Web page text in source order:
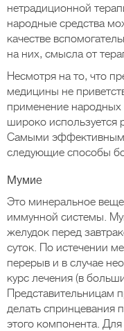
нетрадиционной
народные средства
качестве
на них, смысла от
Несмотря на то, что
медицины не
применение народных
широко используется
Самыми
следующие способы
Мумие
Это минеральное
иммунной системы.
желудок перед
суток. По истечении
перерыв и в случае
курс лечения (в
Представительницам
делать спринцевания
этого компонента.